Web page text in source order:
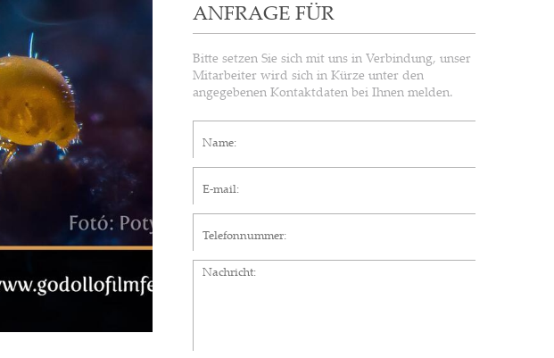
ANFRAGE FÜR
Bitte setzen Sie sich mit uns in Verbindung, unser
Mitarbeiter wird sich in Kürze unter den
angegebenen Kontaktdaten bei Ihnen melden.
Nachricht